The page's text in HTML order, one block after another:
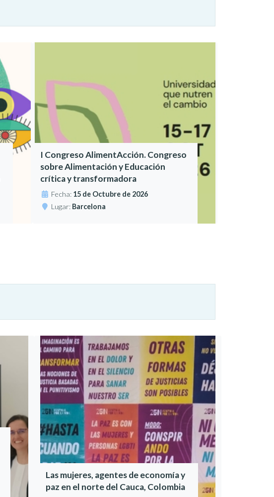
I Congreso AlimentAcción. Congreso
sobre Alimentación y Educación
crítica y transformadora
Fecha: 15 de Octubre de 2026
Lugar: Barcelona
Las mujeres, agentes de economía y
paz en el norte del Cauca, Colombia